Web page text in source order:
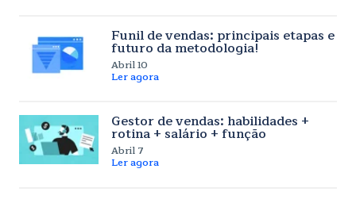
Funil de vendas: principais etapas e
futuro da metodologia!
Abril 10
Ler agora
Gestor de vendas: habilidades +
rotina + salário + função
Abril 7
Ler agora